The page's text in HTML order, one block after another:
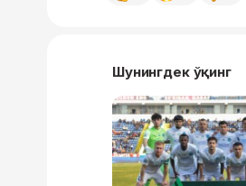
Шунингдек ўқинг